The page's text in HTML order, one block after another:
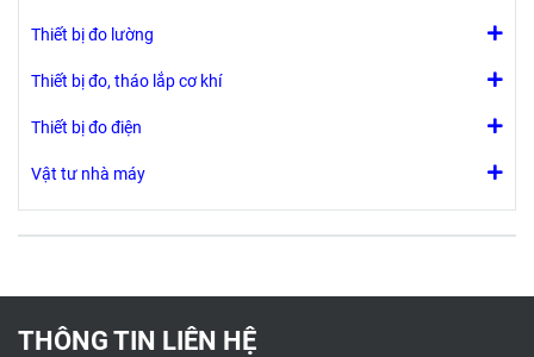
một không gian
kín như nhà kính
hoặc vườn ươm,
trồng được phát
Năm/Tháng/Ngày/
Đường cơ sở Tự
tối thiểu trong
hiệu chuẩn thủ
công trong
không khí trong
Thiết bị đo lường
Thiết bị đo, tháo lắp cơ khí
Thiết bị đo điện
Vật tư nhà máy
THÔNG TIN LIÊN HỆ